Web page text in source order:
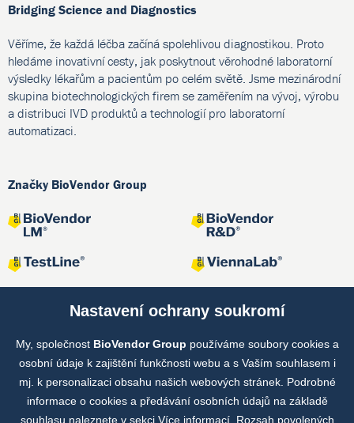
Bridging Science and Diagnostics
Věříme, že každá léčba začíná spolehlivou diagnostikou. Proto
hledáme inovativní cesty, jak poskytnout věrohodné laboratorní
výsledky lékařům a pacientům po celém světě. Jsme mezinárodní
skupina biotechnologických firem se zaměřením na vývoj, výrobu
a distribuci IVD produktů a technologií pro laboratorní
automatizaci.
Značky BioVendor Group
Společné projekty
Nastavení ochrany soukromí
My, společnost BioVendor Group používáme soubory cookies a
osobní údaje k zajištění funkčnosti webu a s Vaším souhlasem i
mj. k personalizaci obsahu našich webových stránek. Podrobné
informace o cookies a předávání osobních údajů na základě
souhlasu naleznete v sekci Více informací. Rozsah povolených